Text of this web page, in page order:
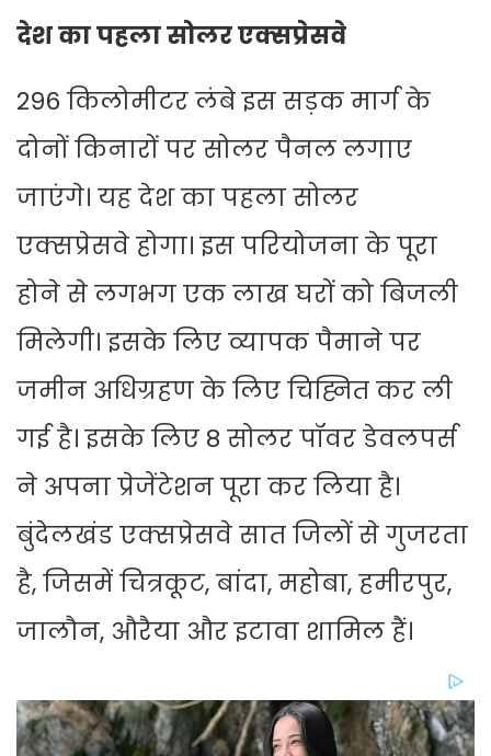
देश का पहला सोलर एक्सप्रेसवे
296 किलोमीटर लंबे इस सड़क मार्ग के
दोनों किनारों पर सोलर पैनल लगाए
जाएंगे। यह देश का पहला सोलर
एक्सप्रेसवे होगा। इस परियोजना के पूरा
होने से लगभग एक लाख घरों को बिजली
मिलेगी। इसके लिए व्यापक पैमाने पर
जमीन अधिग्रहण के लिए चिह्नित कर ली
गई है। इसके लिए 8 सोलर पॉवर डेवलपर्स
ने अपना प्रेजेंटेशन पूरा कर लिया है।
बुंदेलखंड एक्सप्रेसवे सात जिलों से गुजरता
है, जिसमें चित्रकूट, बांदा, महोबा, हमीरपुर,
जालौन, औरैया और इटावा शामिल हैं।